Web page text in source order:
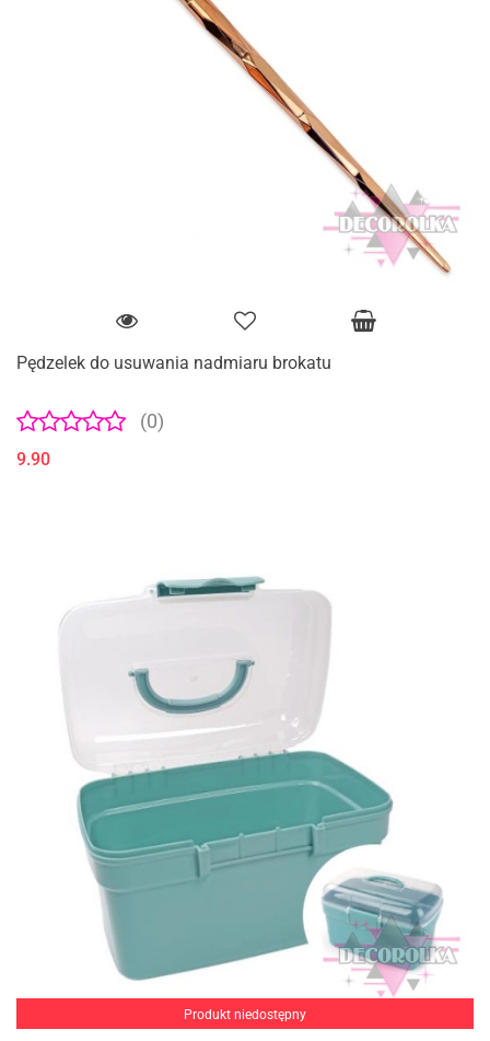
Pędzelek do usuwania nadmiaru brokatu
(0)
9.90
Produkt niedostępny